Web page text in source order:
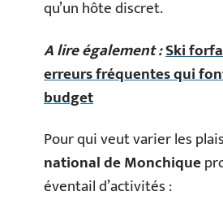
qu’un hôte discret.
A lire également :Ski
erreurs fréquentes qui
budget
Pour qui veut varier les
national de Monchique
éventail d’activités :